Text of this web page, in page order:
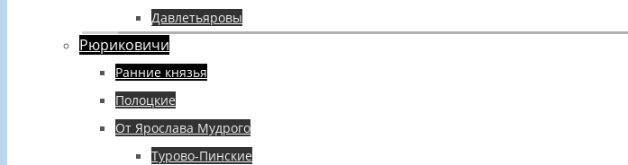
Давлетьяровы
Рюриковичи
Ранние князья
Полоцкие
От Ярослава Мудрого
Турово-Пинские